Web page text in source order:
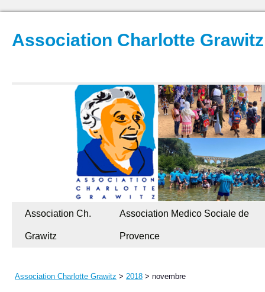
Association Charlotte Grawitz
Association Ch.
Grawitz
Association Medico Sociale de
Provence
Association Charlotte Grawitz > 2018 > novembre